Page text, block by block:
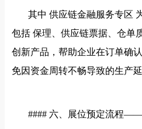
其中 供应链金融服务专区
包括 保理、供应链票据、仓单
创新产品，帮助企业在订单确
免因资金周转不畅导致的生产
#### 六、展位预定流程